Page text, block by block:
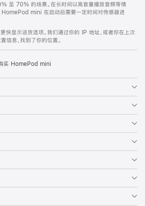
至 70% 的场景。在长时间以高音量播放音频等情
HomePod mini 在启动后需要一定时间对传感器进
快显示送货选项。我们通过你的 IP 地址，或者你在上次
息，找到了你的位置。
买 HomePod mini